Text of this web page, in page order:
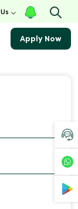
Apply Now